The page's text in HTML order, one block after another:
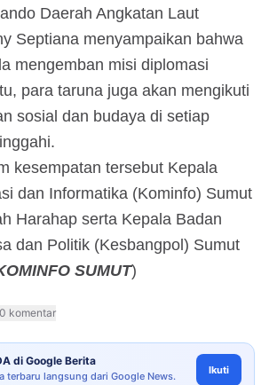
Daerah Angkatan Laut
Septiana menyampaikan bahwa
mengemban misi diplomasi
para taruna juga akan mengikuti
sosial dan budaya di setiap
kesempatan tersebut Kepala
dan Informatika (Kominfo) Sumut
Harahap serta Kepala Badan
dan Politik (Kesbangpol) Sumut
SUMUT)
0 komentar
di Google Berita
terbaru langsung dari Google News. Ikuti